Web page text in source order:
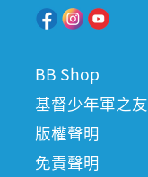
BB Shop
基督少年軍之友
版權聲明
免責聲明